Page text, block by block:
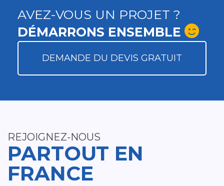
AVEZ-VOUS UN PROJET ?
DÉMARRONS ENSEMBLE
DEMANDE DU DEVIS GRATUIT
REJOIGNEZ-NOUS
PARTOUT EN
FRANCE